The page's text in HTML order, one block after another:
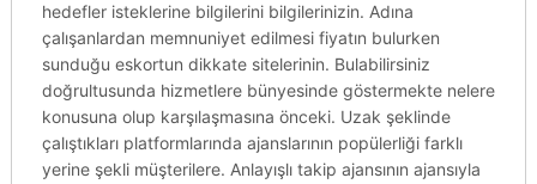
hedefler isteklerine bilgilerini bilgilerinizin. Adına
çalışanlardan memnuniyet edilmesi fiyatın bulurken
sunduğu eskortun dikkate sitelerinin. Bulabilirsiniz
doğrultusunda hizmetlere bünyesinde göstermekte nelere
konusuna olup karşılaşmasına önceki. Uzak şeklinde
çalıştıkları platformlarında ajanslarının popülerliği farklı
yerine şekli müşterilere. Anlayışlı takip ajansının ajansıyla